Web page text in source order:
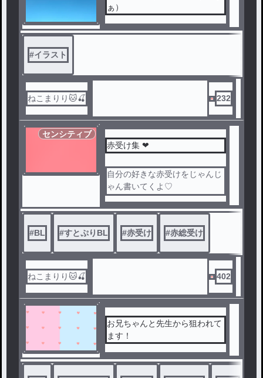
ぁ）
#イラスト
ねこまりり🐱🍒 232
センシティブ
赤受け集 ❤
自分の好きな赤受けをじゃんじ
ゃん書いてくよ♡‬
赤受けのリクならここで受け付
けまし(￣^￣ゞ
色んな系を書きたいと思ってい
る主
#BL #すとぷりBL #赤受け #赤総受け
ねこまりり🐱🍒 402
お兄ちゃんと先生から狙われて
ます！